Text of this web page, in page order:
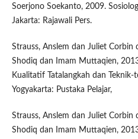
Soerjono Soekanto, 2009.
Jakarta: Rajawali Pers.
Strauss, Anslem dan Juliet
Shodiq dan Imam Muttaqien,
Kualitatif Tatalangkah dan Teknik-
Yogyakarta: Pustaka Pelajar,
Strauss, Anslem dan Juliet
Shodiq dan Imam Muttaqien,